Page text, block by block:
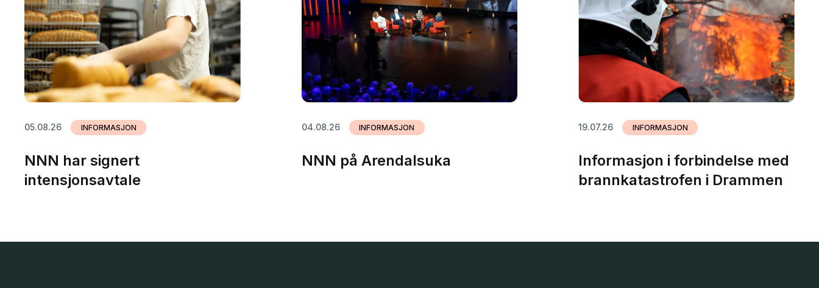
05.08.26 INFORMASJON
NNN har signert
intensjonsavtale
04.08.26 INFORMASJON
NNN på Arendalsuka
19.07.26 INFORMASJON
Informasjon i forbindelse med
brannkatastrofen i Drammen